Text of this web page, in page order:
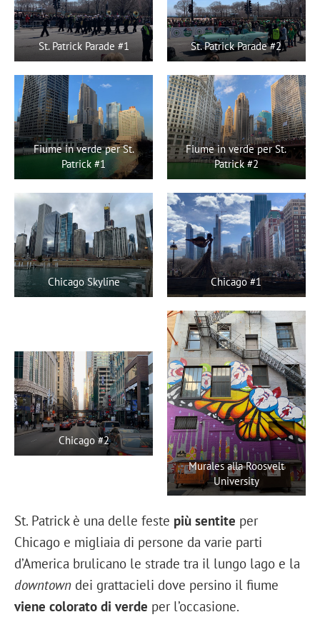
St. Patrick Parade #1 St. Patrick Parade #2
Fiume in verde per St.
Patrick #1
Fiume in verde per St.
Patrick #2
Chicago Skyline Chicago #1
Chicago #2
Murales alla Roosvelt
University
St. Patrick è una delle feste più sentite per
Chicago e migliaia di persone da varie parti
d’America brulicano le strade tra il lungo lago e la
downtown dei grattacieli dove persino il fiume
viene colorato di verde per l’occasione.